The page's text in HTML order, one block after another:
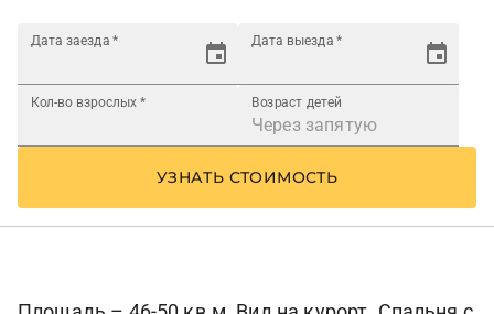
Дата заезда * Дата выезда *
Кол-во взрослых * Возраст детей
УЗНАТЬ СТОИМОСТЬ